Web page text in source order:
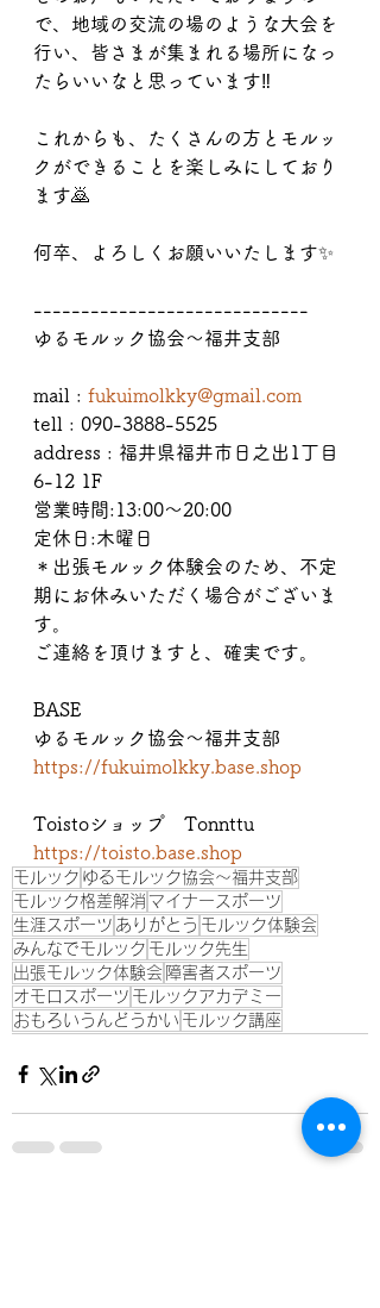
で、地域の交流の場のような大会を
行い、皆さまが集まれる場所になっ
たらいいなと思っています‼️
これからも、たくさんの方とモルッ
クができることを楽しみにしており
ます🙇
何卒、よろしくお願いいたします✨
-----------------------------
ゆるモルック協会〜福井支部
mail : fukuimolkky@gmail.com
tell : 090-3888-5525
address : 福井県福井市日之出1丁目
6-12 1F
営業時間:13:00〜20:00
定休日:木曜日
＊出張モルック体験会のため、不定
期にお休みいただく場合がございま
す。
ご連絡を頂けますと、確実です。
BASE
ゆるモルック協会〜福井支部
https://fukuimolkky.base.shop
Toistoショップ　Tonnttu
https://toisto.base.shop
モルック ゆるモルック協会〜福井支部
モルック格差解消 マイナースポーツ
生涯スポーツ ありがとう モルック体験会
みんなでモルック モルック先生
出張モルック体験会 障害者スポーツ
オモロスポーツ モルックアカデミー
おもろいうんどうかい モルック講座